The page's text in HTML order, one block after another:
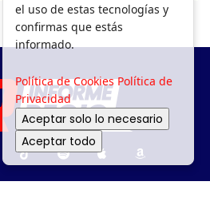
el uso de estas tecnologías y
confirmas que estás
informado.
Política de Cookies Política de
Privacidad
Aceptar solo lo necesario
Aceptar todo